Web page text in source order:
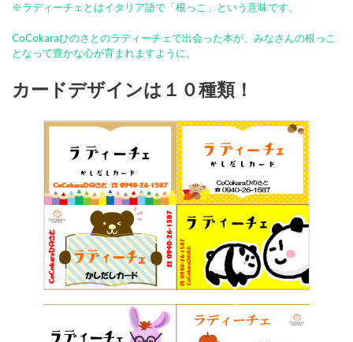
※ラディーチェとはイタリア語で「根っこ」という意味です。
CoCokaraひのさとのラディーチェで出会った本が、みなさんの根っこ
となって豊かな心が育まれますように。
カードデザインは１０種類！